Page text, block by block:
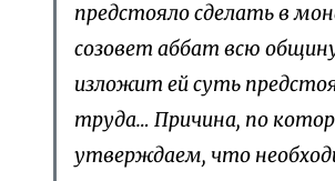
предстояло сделать в
созовет аббат всю
изложит ей суть
труда… Причина, по
утверждаем, что